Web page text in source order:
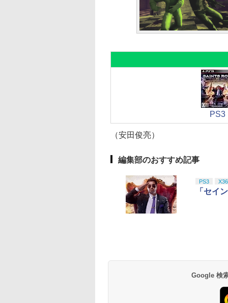
PS3
（安田俊亮）
編集部のおすすめ記事
PS3
「セイ
Google 検